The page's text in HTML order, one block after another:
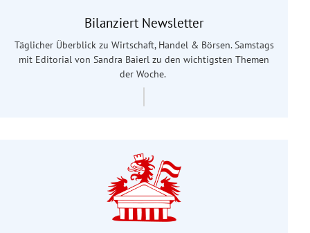
Bilanziert Newsletter
Täglicher Überblick zu Wirtschaft, Handel & Börsen. Samstags
mit Editorial von Sandra Baierl zu den wichtigsten Themen
der Woche.